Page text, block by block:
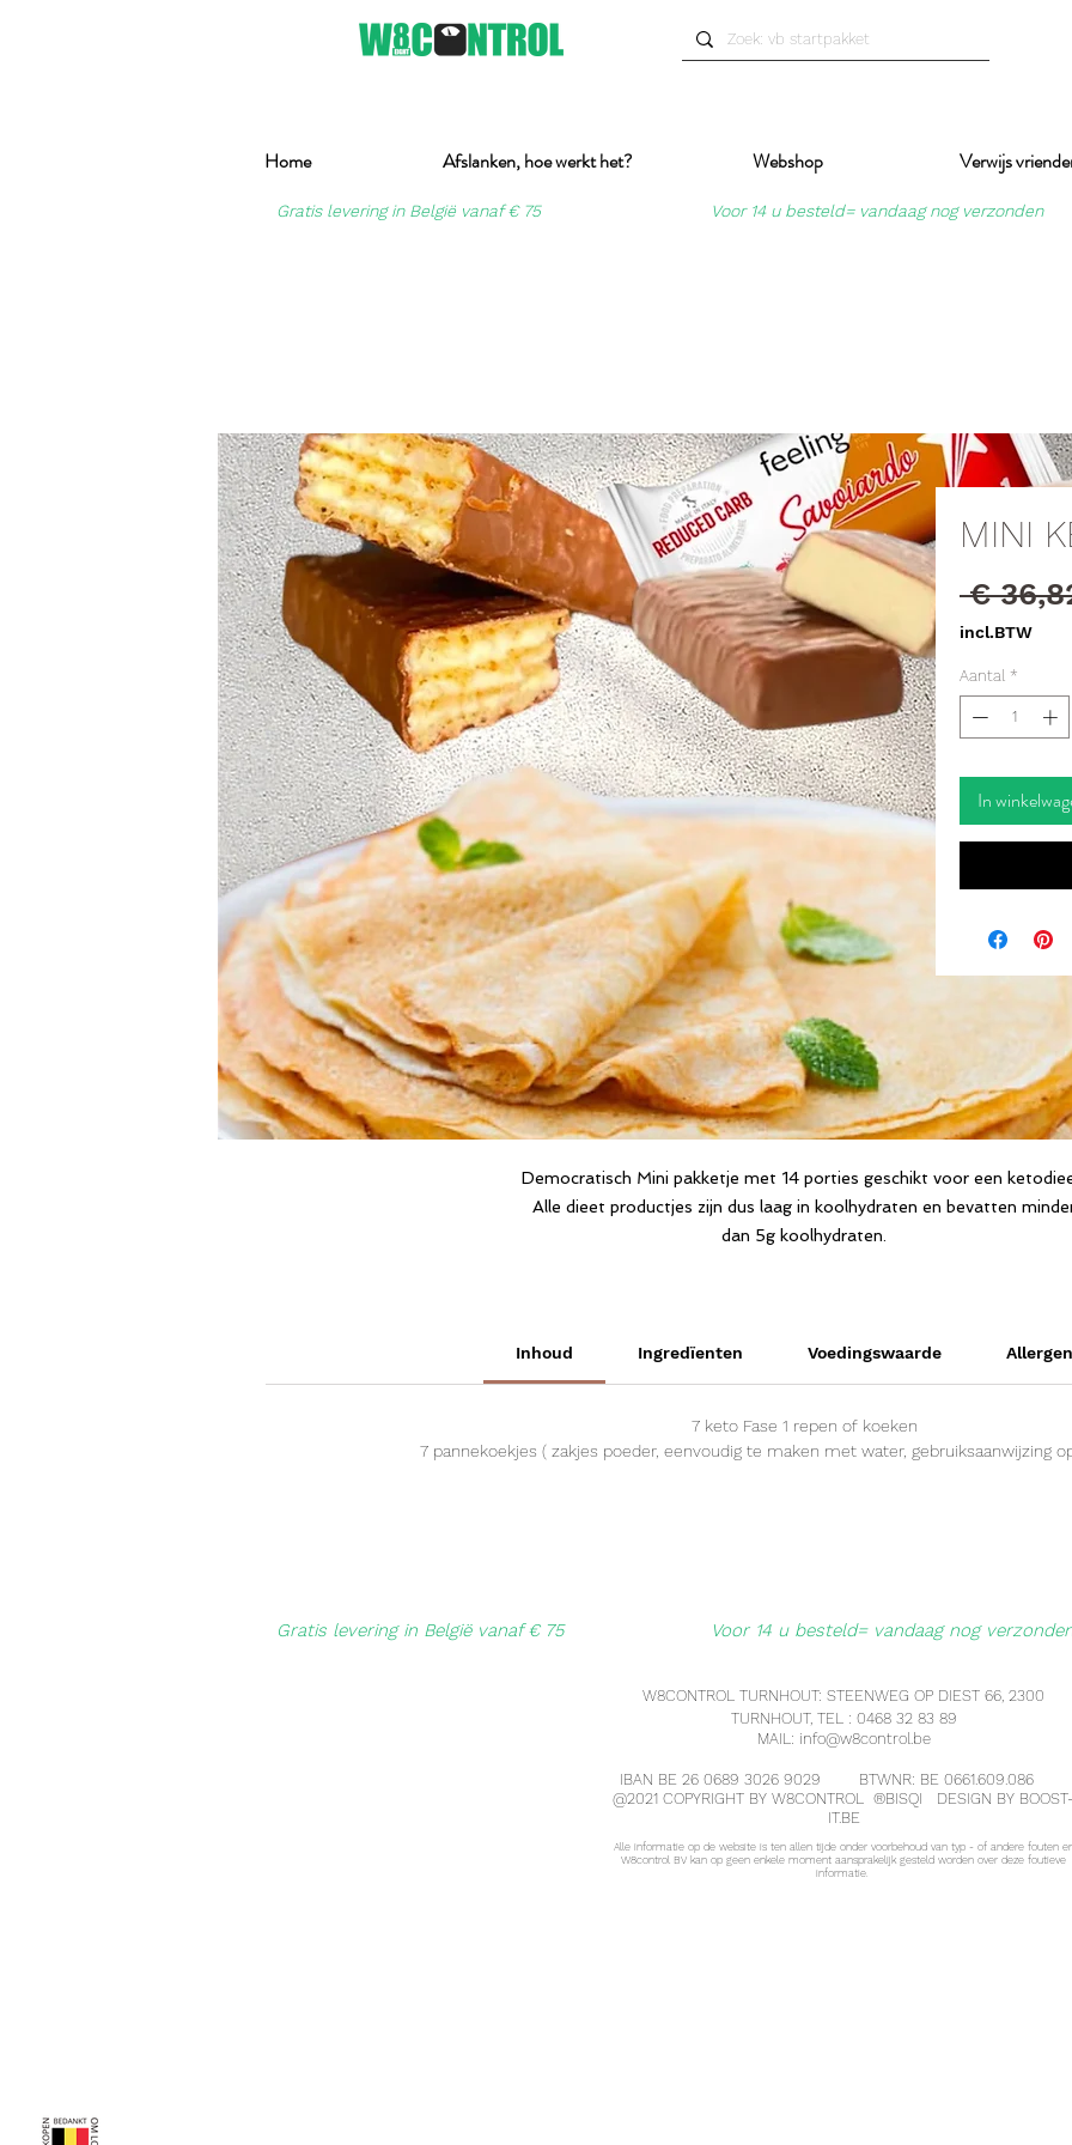
Home Afslanken, hoe werkt het? Webshop Verwijs
Gratis levering in België vanaf € 75 Voor 14 u besteld= vandaag nog verzonden
MINI
€
incl.BTW
Aantal *
In
Democratisch Mini pakketje met 14 porties geschikt voor een
Alle dieet productjes zijn dus laag in koolhydraten en bevatten
dan 5g koolhydraten.
Inhoud Ingredïenten Voedingswaarde
7 keto Fase 1 repen of koeken
7 pannekoekjes ( zakjes poeder, eenvoudig te maken met water, gebruiksaanwijzing
Gratis levering in België vanaf € 75 Voor 14 u besteld= vandaag nog
W8CONTROL TURNHOUT: STEENWEG OP DIEST 66, 2300
TURNHOUT, TEL : 0468 32 83 89
MAIL: info@w8control.be
IBAN BE 26 0689 3026 9029 BTWNR: BE 0661.609.086
@2021 COPYRIGHT BY W8CONTROL ®BISQI
DESIGN BY BOOST-
IT.BE
Alle informatie op de website is ten allen tijde onder voorbehoud van typ - of andere fouten
W8control BV kan op geen enkele moment aansprakelijk gesteld worden over deze foutieve
informatie.